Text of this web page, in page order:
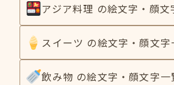
アジア料理 の絵文字・顔文
スイーツ の絵文字・顔文字
飲み物 の絵文字・顔文字一